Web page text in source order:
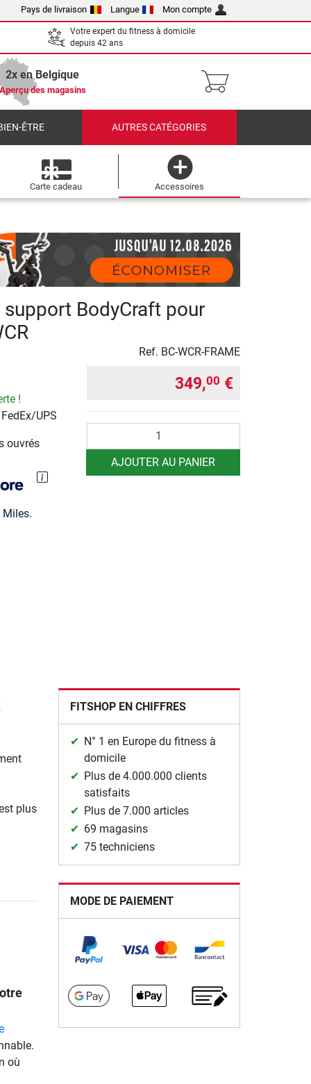
Pays de livraison Langue Mon compte
Votre expert du fitness à domicile
depuis 42 ans
2x en Belgique
des magasins
ÊTRE AUTRES CATÉGORIES
Carte cadeau Accessoires
support BodyCraft pour
Ref. BC-WCR-FRAME
!
UPS
ouvrés
Miles.
349,00 €
AJOUTER AU PANIER
plus
où
FITSHOP EN CHIFFRES
N° 1 en Europe du fitness à
domicile
Plus de 4.000.000 clients
satisfaits
Plus de 7.000 articles
69 magasins
75 techniciens
MODE DE PAIEMENT